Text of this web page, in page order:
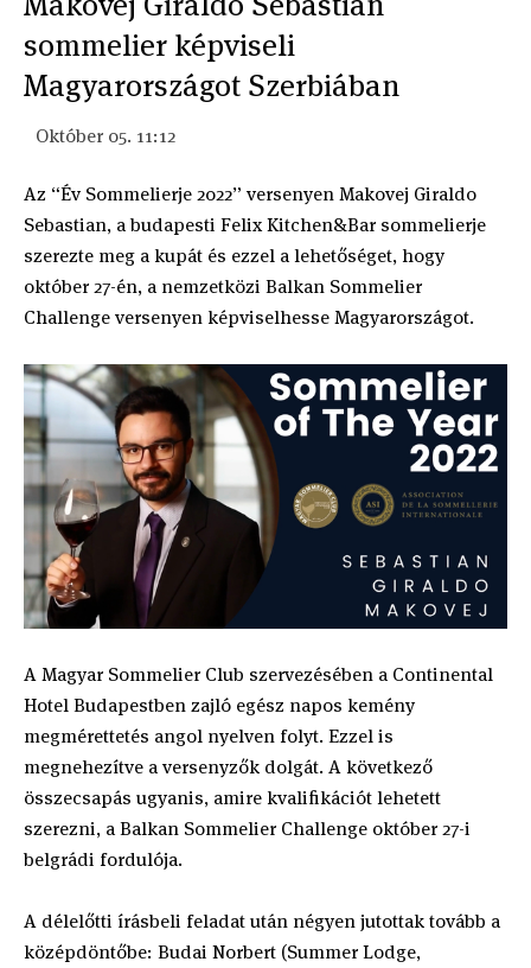
sommelier képviseli
Magyarországot Szerbiában
Október 05. 11:12
Az “Év Sommelierje 2022” versenyen Makovej Giraldo
Sebastian, a budapesti Felix Kitchen&Bar sommelierje
szerezte meg a kupát és ezzel a lehetőséget, hogy
október 27-én, a nemzetközi Balkan Sommelier
Challenge versenyen képviselhesse Magyarországot.
A Magyar Sommelier Club szervezésében a Continental
Hotel Budapestben zajló egész napos kemény
megmérettetés angol nyelven folyt. Ezzel is
megnehezítve a versenyzők dolgát. A következő
összecsapás ugyanis, amire kvalifikációt lehetett
szerezni, a Balkan Sommelier Challenge október 27-i
belgrádi fordulója.
A délelőtti írásbeli feladat után négyen jutottak tovább a
középdöntőbe: Budai Norbert (Summer Lodge,